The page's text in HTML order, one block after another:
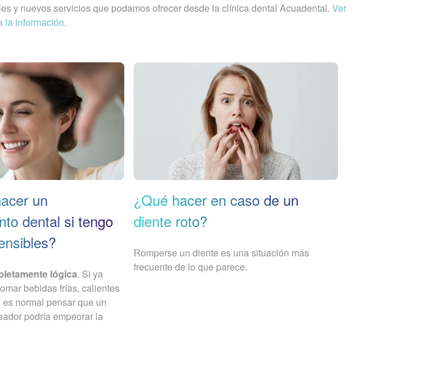
y nuevos servicios que podamos ofrecer desde la clínica dental Acuadental. Ver
la información.
un
dental si tengo
lógica. Si ya
bebidas frías, calientes
normal pensar que un
podría empeorar la
¿Qué hacer en caso de un
diente roto?
Romperse un diente es una situación más
frecuente de lo que parece.